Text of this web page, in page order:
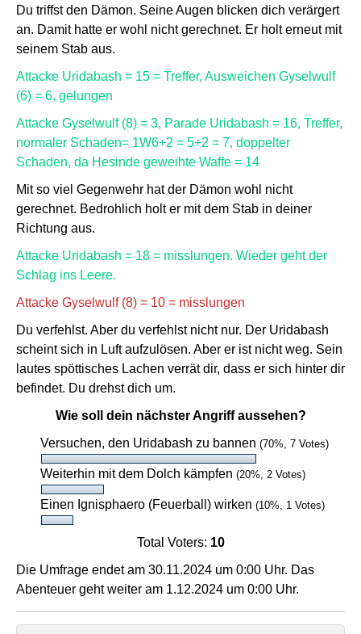
Du triffst den Dämon. Seine Augen blicken dich verärgert
an. Damit hatte er wohl nicht gerechnet. Er holt erneut mit
seinem Stab aus.
Attacke Uridabash = 15 = Treffer, Ausweichen Gyselwulf
(6) = 6, gelungen
Attacke Gyselwulf (8) = 3, Parade Uridabash = 16, Treffer,
normaler Schaden= 1W6+2 = 5+2 = 7, doppelter
Schaden, da Hesinde geweihte Waffe = 14
Mit so viel Gegenwehr hat der Dämon wohl nicht
gerechnet. Bedrohlich holt er mit dem Stab in deiner
Richtung aus.
Attacke Uridabash = 18 = misslungen. Wieder geht der
Schlag ins Leere.
Attacke Gyselwulf (8) = 10 = misslungen
Du verfehlst. Aber du verfehlst nicht nur. Der Uridabash
scheint sich in Luft aufzulösen. Aber er ist nicht weg. Sein
lautes spöttisches Lachen verrät dir, dass er sich hinter dir
befindet. Du drehst dich um.
Wie soll dein nächster Angriff aussehen?
Versuchen, den Uridabash zu bannen (70%, 7 Votes)
Weiterhin mit dem Dolch kämpfen (20%, 2 Votes)
Einen Ignisphaero (Feuerball) wirken (10%, 1 Votes)
Total Voters: 10
Die Umfrage endet am 30.11.2024 um 0:00 Uhr. Das
Abenteuer geht weiter am 1.12.2024 um 0:00 Uhr.